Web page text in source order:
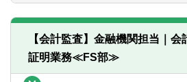
る方で保険会社の
■監査業務やコンサ
他特定の業務にて
ャー、チームマネ
＜日本企業の海外
での支援＞
・海外展開時にお
スキームに応じた
デリジェンス、パ
【会計監査】金融機関担当｜
証明業務≪FS部≫